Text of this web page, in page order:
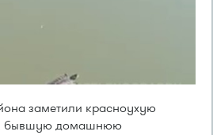
заметили красноухую
бывшую домашнюю